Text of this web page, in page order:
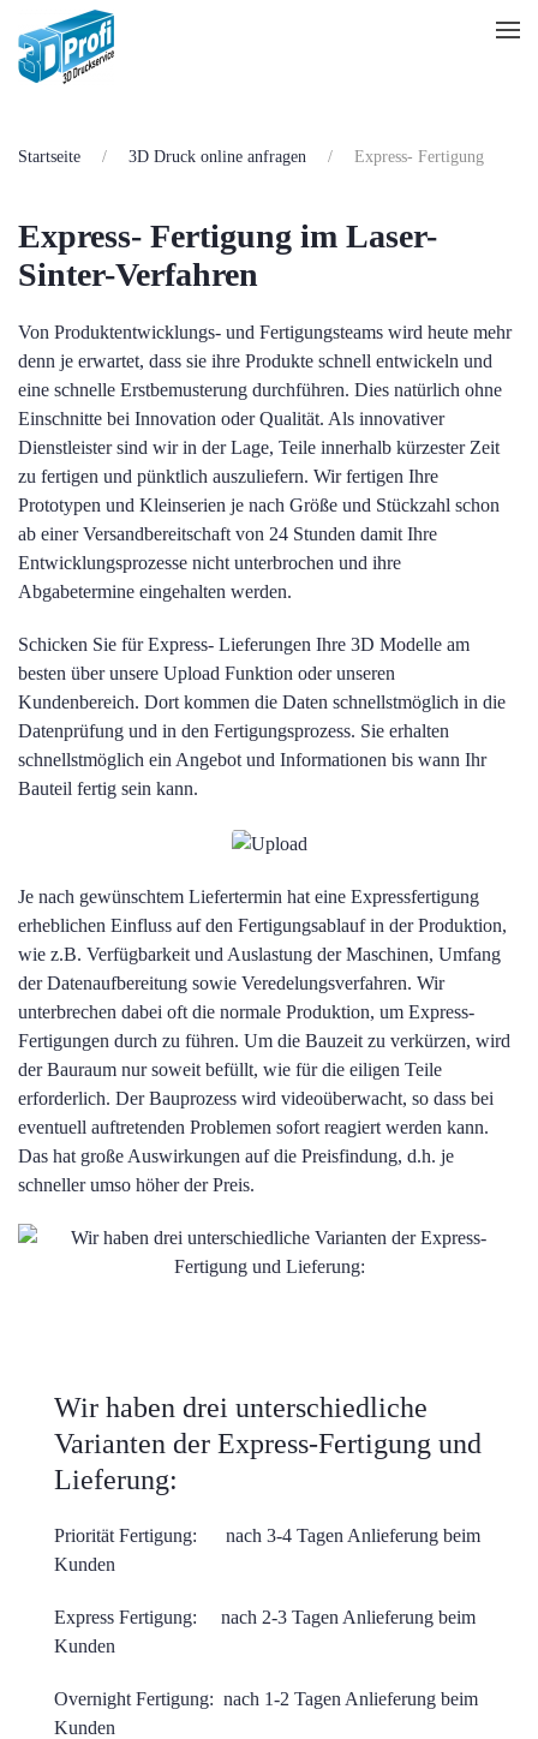
Zum Hauptinhalt springen
Startseite 3D Druck online anfragen Express- Fertigung
Express- Fertigung im Laser-
Sinter-Verfahren
Von Produktentwicklungs- und Fertigungsteams wird heute mehr
denn je erwartet, dass sie ihre Produkte schnell entwickeln und
eine schnelle Erstbemusterung durchführen. Dies natürlich ohne
Einschnitte bei Innovation oder Qualität. Als innovativer
Dienstleister sind wir in der Lage, Teile innerhalb kürzester Zeit
zu fertigen und pünktlich auszuliefern. Wir fertigen Ihre
Prototypen und Kleinserien je nach Größe und Stückzahl schon
ab einer Versandbereitschaft von 24 Stunden damit Ihre
Entwicklungsprozesse nicht unterbrochen und ihre
Abgabetermine eingehalten werden.
Schicken Sie für Express- Lieferungen Ihre 3D Modelle am
besten über unsere Upload Funktion oder unseren
Kundenbereich. Dort kommen die Daten schnellstmöglich in die
Datenprüfung und in den Fertigungsprozess. Sie erhalten
schnellstmöglich ein Angebot und Informationen bis wann Ihr
Bauteil fertig sein kann.
Je nach gewünschtem Liefertermin hat eine Expressfertigung
erheblichen Einfluss auf den Fertigungsablauf in der Produktion,
wie z.B. Verfügbarkeit und Auslastung der Maschinen, Umfang
der Datenaufbereitung sowie Veredelungsverfahren. Wir
unterbrechen dabei oft die normale Produktion, um Express-
Fertigungen durch zu führen. Um die Bauzeit zu verkürzen, wird
der Bauraum nur soweit befüllt, wie für die eiligen Teile
erforderlich. Der Bauprozess wird videoüberwacht, so dass bei
eventuell auftretenden Problemen sofort reagiert werden kann.
Das hat große Auswirkungen auf die Preisfindung, d.h. je
schneller umso höher der Preis.
Wir haben drei unterschiedliche
Varianten der Express-Fertigung und
Lieferung:
Priorität Fertigung: nach 3-4 Tagen Anlieferung beim
Kunden
Express Fertigung: nach 2-3 Tagen Anlieferung beim
Kunden
Overnight Fertigung: nach 1-2 Tagen Anlieferung beim
Kunden